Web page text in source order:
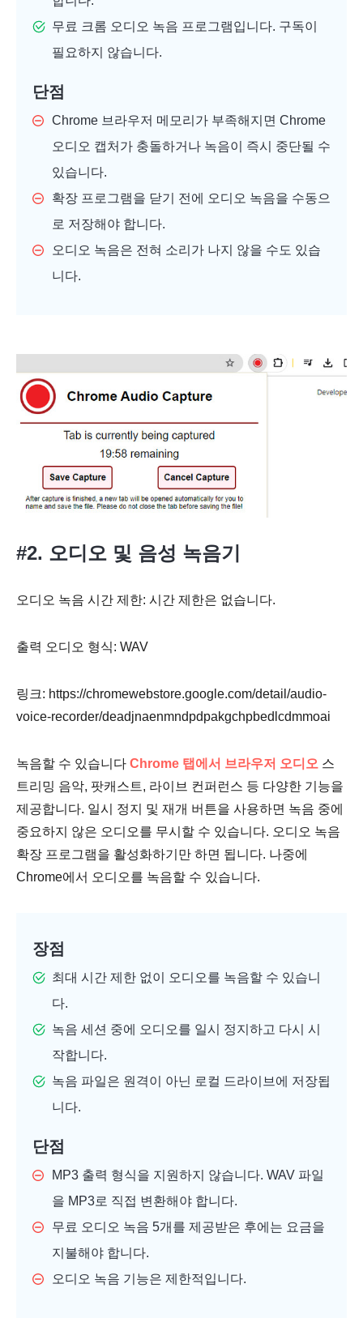
무료 크롬 오디오 녹음 프로그램입니다. 구독이
필요하지 않습니다.
단점
Chrome 브라우저 메모리가 부족해지면 Chrome
오디오 캡처가 충돌하거나 녹음이 즉시 중단될 수
있습니다.
확장 프로그램을 닫기 전에 오디오 녹음을 수동으
로 저장해야 합니다.
오디오 녹음은 전혀 소리가 나지 않을 수도 있습
니다.
#2. 오디오 및 음성 녹음기
오디오 녹음 시간 제한: 시간 제한은 없습니다.
출력 오디오 형식: WAV
링크: https://chromewebstore.google.com/detail/audio-
voice-recorder/deadjnaenmndpdpakgchpbedlcdmmoai
녹음할 수 있습니다 Chrome 탭에서 브라우저 오디오 스
트리밍 음악, 팟캐스트, 라이브 컨퍼런스 등 다양한 기능을
제공합니다. 일시 정지 및 재개 버튼을 사용하면 녹음 중에
중요하지 않은 오디오를 무시할 수 있습니다. 오디오 녹음
확장 프로그램을 활성화하기만 하면 됩니다. 나중에
Chrome에서 오디오를 녹음할 수 있습니다.
장점
최대 시간 제한 없이 오디오를 녹음할 수 있습니
다.
녹음 세션 중에 오디오를 일시 정지하고 다시 시
작합니다.
녹음 파일은 원격이 아닌 로컬 드라이브에 저장됩
니다.
단점
MP3 출력 형식을 지원하지 않습니다. WAV 파일
을 MP3로 직접 변환해야 합니다.
무료 오디오 녹음 5개를 제공받은 후에는 요금을
지불해야 합니다.
오디오 녹음 기능은 제한적입니다.